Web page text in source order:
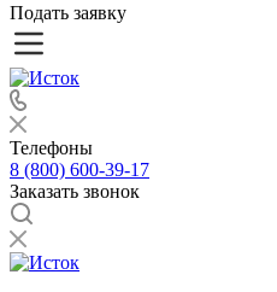
Подать заявку
Телефоны
8 (800) 600-39-17
Заказать звонок